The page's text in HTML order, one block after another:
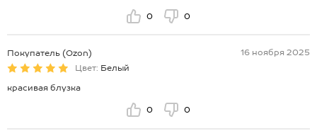
0 0
Покупатель (Ozon)
16 ноября 2025
Цвет: Белый
красивая блузка
0 0